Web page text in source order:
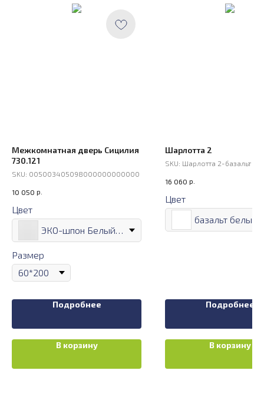
Межкомнатная дверь Сицилия
730.121
SKU: 005003405098000000000000
10 050 р.
Цвет
ЭКО-шпон Белый лёд
Размер
Подробнее
В корзину
Шарлотта 2
SKU: Шарлотта 2-базальт
16 060 р.
Цвет
базальт белый
Подробнее
В корзину